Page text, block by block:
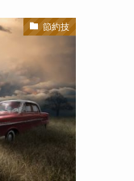
節約技